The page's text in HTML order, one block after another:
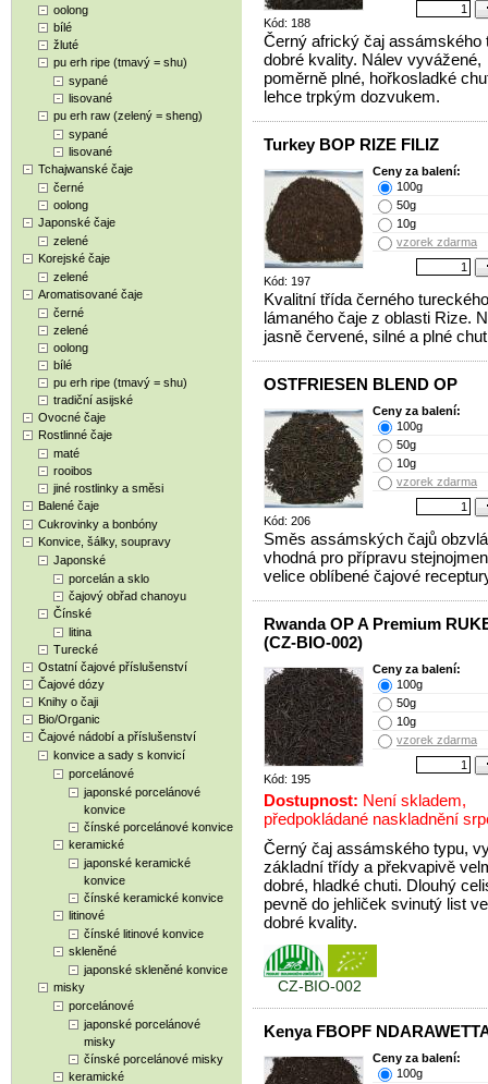
oolong
bílé
žluté
pu erh ripe (tmavý = shu)
sypané
lisované
pu erh raw (zelený = sheng)
sypané
lisované
Tchajwanské čaje
černé
oolong
Japonské čaje
zelené
Korejské čaje
zelené
Aromatisované čaje
černé
zelené
oolong
bílé
pu erh ripe (tmavý = shu)
tradiční asijské
Ovocné čaje
Rostlinné čaje
maté
rooibos
jiné rostlinky a směsi
Balené čaje
Cukrovinky a bonbóny
Konvice, šálky, soupravy
Japonské
porcelán a sklo
čajový obřad chanoyu
Čínské
litina
Turecké
Ostatní čajové příslušenství
Čajové dózy
Knihy o čaji
Bio/Organic
Čajové nádobí a příslušenství
konvice a sady s konvicí
porcelánové
japonské porcelánové
konvice
čínské porcelánové konvice
keramické
japonské keramické
konvice
čínské keramické konvice
litinové
čínské litinové konvice
skleněné
japonské skleněné konvice
misky
porcelánové
japonské porcelánové
misky
čínské porcelánové misky
keramické
Kód: 188
Černý africký čaj assámského
dobré kvality. Nálev vyvážené,
poměrně plné, hořkosladké
lehce trpkým dozvukem.
Turkey BOP RIZE FILIZ
Kód: 197
Ceny za balení:
100g
50g
10g
vzorek zdarma
Kvalitní třída černého tureckého
lámaného čaje z oblasti Rize.
jasně červené, silné a plné
OSTFRIESEN BLEND OP
Kód: 206
Ceny za balení:
100g
50g
10g
vzorek zdarma
Směs assámských čajů
vhodná pro přípravu
velice oblíbené čajové
Rwanda OP A Premium
(CZ-BIO-002)
Kód: 195
Ceny za balení:
100g
50g
10g
vzorek zdarma
Dostupnost: Není skladem,
předpokládané naskladnění
Černý čaj assámského typu,
základní třídy a překvapivě
dobré, hladké chuti. Dlouhý
pevně do jehliček svinutý list
dobré kvality.
CZ-BIO-002
Kenya FBOPF
Ceny za balení:
100g